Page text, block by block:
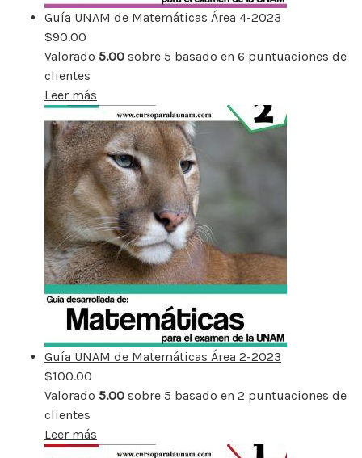
Guía UNAM de Matemáticas Área 4-2023
$90.00
Valorado 5.00 sobre 5 basado en 6 puntuaciones de
clientes
Leer más
Guía UNAM de Matemáticas Área 2-2023
$100.00
Valorado 5.00 sobre 5 basado en 2 puntuaciones de
clientes
Leer más